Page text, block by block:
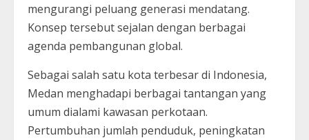
mengurangi peluang generasi mendatang.
Konsep tersebut sejalan dengan berbagai
agenda pembangunan global.
Sebagai salah satu kota terbesar di Indonesia,
Medan menghadapi berbagai tantangan yang
umum dialami kawasan perkotaan.
Pertumbuhan jumlah penduduk, peningkatan